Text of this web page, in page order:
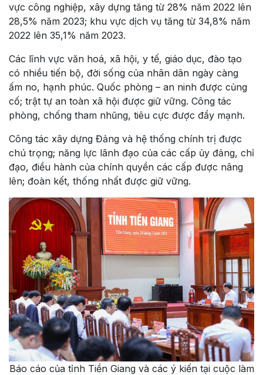
vực công nghiệp, xây dựng tăng từ 28% năm 2022 lên
28,5% năm 2023; khu vực dịch vụ tăng từ 34,8% năm
2022 lên 35,1% năm 2023.
Các lĩnh vực văn hoá, xã hội, y tế, giáo dục, đào tạo
có nhiều tiến bộ, đời sống của nhân dân ngày càng
ấm no, hạnh phúc. Quốc phòng – an ninh được củng
cố; trật tự an toàn xã hội được giữ vững. Công tác
phòng, chống tham nhũng, tiêu cực được đẩy mạnh.
Công tác xây dựng Đảng và hệ thống chính trị được
chú trọng; năng lực lãnh đạo của các cấp ủy đảng, chỉ
đạo, điều hành của chính quyền các cấp được nâng
lên; đoàn kết, thống nhất được giữ vững.
Báo cáo của tỉnh Tiền Giang và các ý kiến tại cuộc làm